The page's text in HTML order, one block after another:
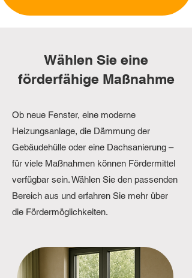
Wählen Sie eine
förderfähige Maßnahme
Ob neue Fenster, eine moderne
Heizungsanlage, die Dämmung der
Gebäudehülle oder eine Dachsanierung –
für viele Maßnahmen können Fördermittel
verfügbar sein. Wählen Sie den passenden
Bereich aus und erfahren Sie mehr über
die Fördermöglichkeiten.